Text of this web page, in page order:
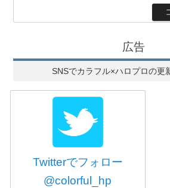
広告
SNSでカラフル×ハロプロの更
Twitterでフォロー
@colorful_hp